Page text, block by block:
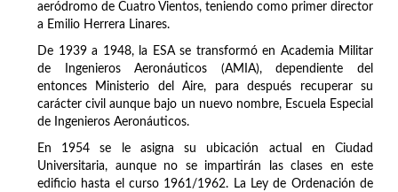
aeródromo de Cuatro Vientos, teniendo como primer director
a Emilio Herrera Linares.
De 1939 a 1948, la ESA se transformó en Academia Militar
de Ingenieros Aeronáuticos (AMIA), dependiente del
entonces Ministerio del Aire, para después recuperar su
carácter civil aunque bajo un nuevo nombre, Escuela Especial
de Ingenieros Aeronáuticos.
En 1954 se le asigna su ubicación actual en Ciudad
Universitaria, aunque no se impartirán las clases en este
edificio hasta el curso 1961/1962. La Ley de Ordenación de